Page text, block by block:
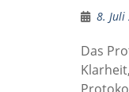
8. Juli
Das